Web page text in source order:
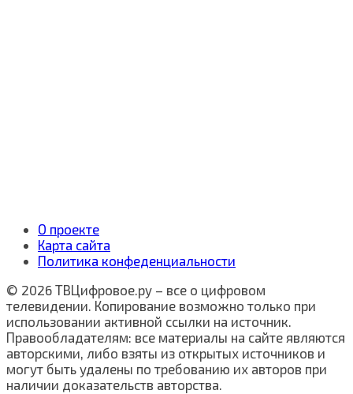
О проекте
Карта сайта
Политика конфеденциальности
© 2026 ТВЦифровое.ру – все о цифровом
телевидении. Копирование возможно только при
использовании активной ссылки на источник.
Правообладателям: все материалы на сайте являются
авторскими, либо взяты из открытых источников и
могут быть удалены по требованию их авторов при
наличии доказательств авторства.